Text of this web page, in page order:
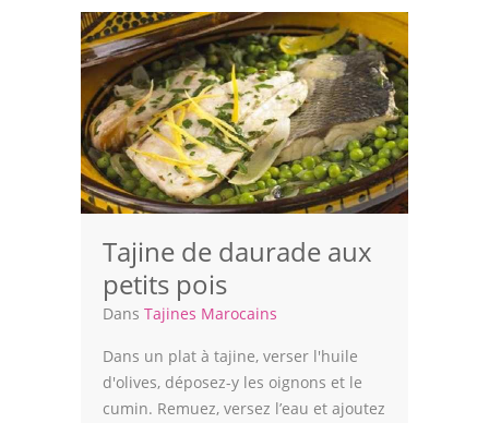
Couscous
Viandes
Volailles
Poissons
Soupes
Pâtisseries
Recettes Marocaine
Couscous
Tajine de daurade aux
petits pois
Dans Tajines Marocains
Dans un plat à tajine, verser l'huile
d'olives, déposez-y les oignons et le
cumin. Remuez, versez l’eau et ajoutez